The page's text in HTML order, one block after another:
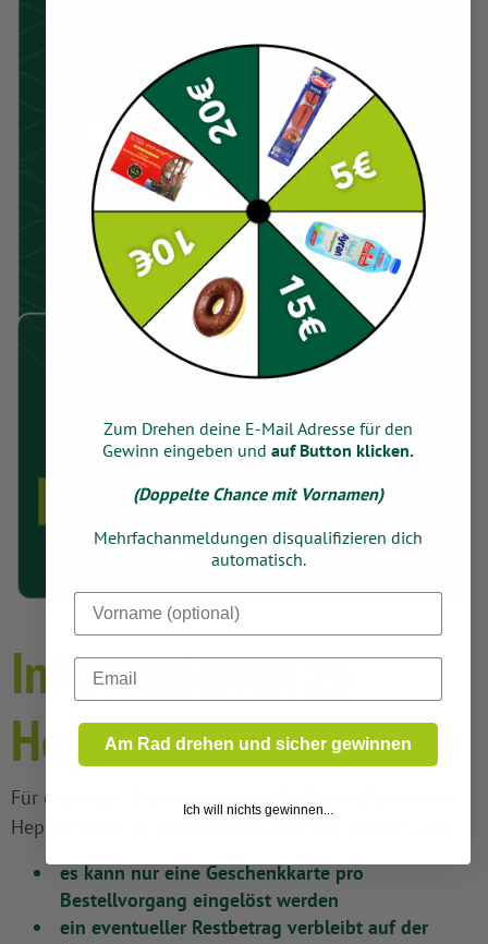
Informationen zu
Hepsi-Geschenkkarten
Für die Hepsi-Geschenkkarten, die Sie käuflich in den
Hepsi-Filialen in Deutschland erwerben können, gilt:
es kann nur eine Geschenkkarte pro
Bestellvorgang eingelöst werden
ein eventueller Restbetrag verbleibt auf der
Zum Drehen deine E-Mail Adresse für den
Gewinn eingeben und auf Button klicken.
(Doppelte Chance mit Vornamen)
Mehrfachanmeldungen disqualifizieren dich
automatisch.
Dein Vorname
Email
Am Rad drehen und sicher gewinnen
Ich will nichts gewinnen...